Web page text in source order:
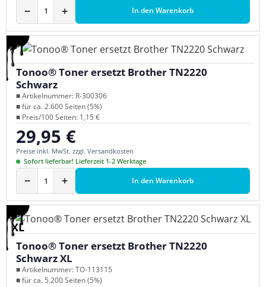
− + In den Warenkorb
Tonoo® Toner ersetzt Brother TN2220
Schwarz
■ Artikelnummer: R-300306
■ für ca. 2.600 Seiten (5%)
■ Preis/100 Seiten: 1,15 €
Regulärer Preis:
29,95 €
Preise inkl. MwSt. zzgl. Versandkosten
Sofort lieferbar! Lieferzeit 1-2 Werktage
− + In den Warenkorb
XL
Tonoo® Toner ersetzt Brother TN2220
Schwarz XL
■ Artikelnummer: TO-113115
■ für ca. 5.200 Seiten (5%)